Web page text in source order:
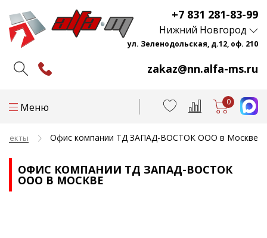
+7 831 281-83-99
zakaz@nn.alfa-ms.ru
Нижний Новгород
ул. Зеленодольская, д.12, оф. 210
Меню 0
Офис компании ТД ЗАПАД-ВОСТОК ООО в Москве
ОФИС КОМПАНИИ ТД ЗАПАД-ВОСТОК
ООО В МОСКВЕ